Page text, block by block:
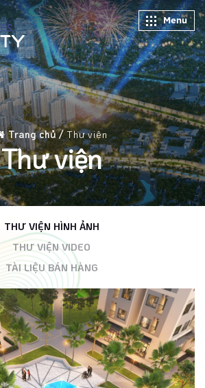
Menu
Trang chủ / Thư viện
Thư viện
THƯ VIỆN HÌNH ẢNH
THƯ VIỆN VIDEO
TÀI LIỆU BÁN HÀNG